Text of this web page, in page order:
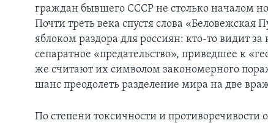
граждан бывшего СССР не столько началом
Почти треть века спустя слова
яблоком раздора для россиян: кто-то видит
сепаратное «предательство», приведшее к
же считают их символом закономерного
шанс преодолеть разделение мира на две
По степени токсичности и